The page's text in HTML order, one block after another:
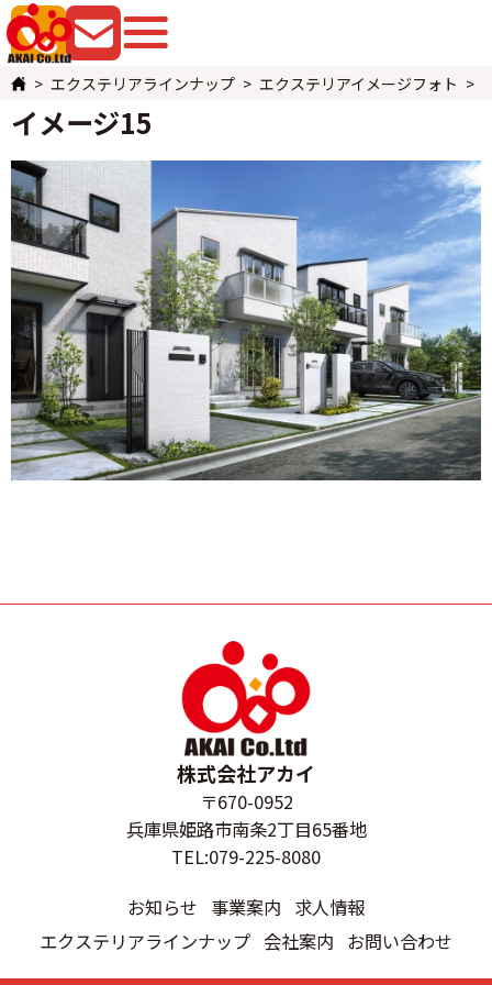
エクステリアラインナップ エクステリアイメージフォト
イメージ15
株式会社アカイ
〒670-0952
兵庫県姫路市南条2丁目65番地
TEL:079-225-8080
お知らせ 事業案内 求人情報
エクステリアラインナップ 会社案内 お問い合わせ